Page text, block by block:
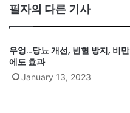
필자의 다른 기사
우엉…당뇨 개선, 빈혈 방지, 비만
에도 효과
January 13, 2023